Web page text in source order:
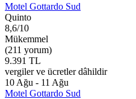
Motel Gottardo Sud
Quinto
8,6/10
Mükemmel
(211 yorum)
9.391 TL
vergiler ve ücretler dâhildir
10 Ağu - 11 Ağu
Motel Gottardo Sud